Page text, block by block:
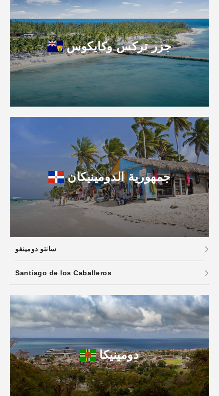
جزر تركس وكايكوس
جمهورية الدومينيكان
سانتو دومينغو
Santiago de los Caballeros
دومينيكا